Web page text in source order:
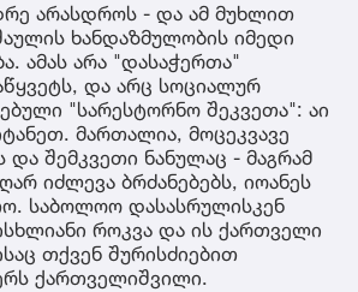
არასდროს - და ამ მუხლით
ხანდაზმულობის იმედი
ამას არა "დასაჭერთა"
და არც სოციალურ
"სარესტორნო შეკვეთა": აი
მართალია, მოცეკვავე
და შემკვეთი ნანულაც - მაგრამ
იძლევა ბრძანებებს, იოანეს
საბოლოო დასასრულისკენ
როკვა და ის ქართველი
თქვენ შურისძიებით
ქართველიშვილი.